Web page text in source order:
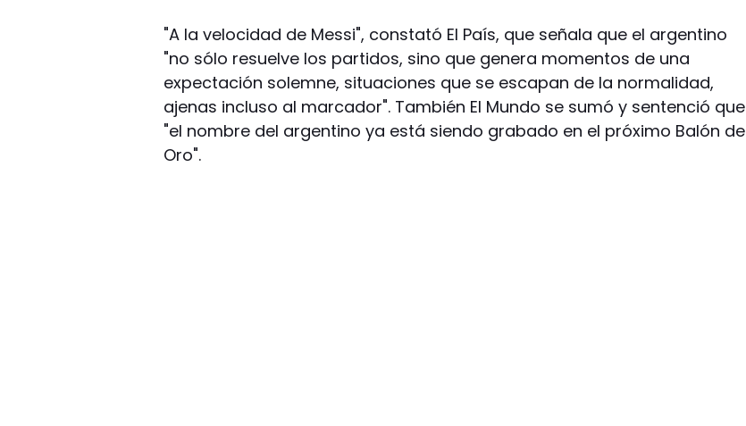
"A la velocidad de Messi", constató El País, que señala que el argentino
"no sólo resuelve los partidos, sino que genera momentos de una
expectación solemne, situaciones que se escapan de la normalidad,
ajenas incluso al marcador". También El Mundo se sumó y sentenció que
"el nombre del argentino ya está siendo grabado en el próximo Balón de
Oro".